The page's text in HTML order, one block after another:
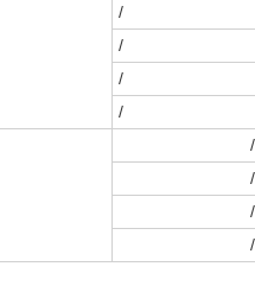
/
/
/
/
/
/
/
/